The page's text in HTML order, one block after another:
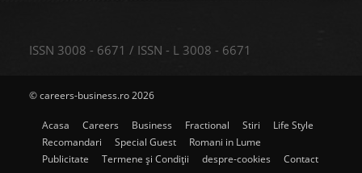
ISSN 3008 - 6671 / ISSN - L 3008 - 6671
© careers-business.ro 2026
Acasa Careers Business Fractional Stiri
Life Style
Recomandari
Special Guest
Romani in Lume
Publicitate
Termene și Condiții despre-cookies Contact